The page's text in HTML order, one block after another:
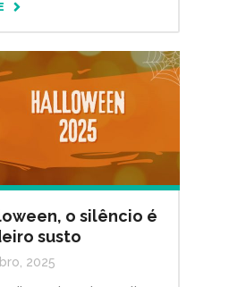
o silêncio é
susto
2025